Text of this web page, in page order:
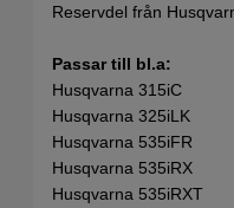
Reservdel från
Passar till bl.a:
Husqvarna 315iC
Husqvarna 325iLK
Husqvarna 535iFR
Husqvarna 535iRX
Husqvarna 535iRXT